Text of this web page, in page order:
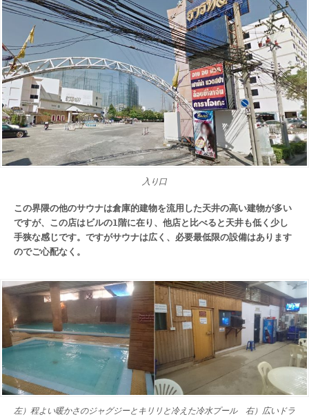
入り口
この界隈の他のサウナは倉庫的建物を流用した天井の高い建物が多い
ですが、この店はビルの1階に在り、他店と比べると天井も低く少し
手狭な感じです。ですがサウナは広く、必要最低限の設備はあります
のでご心配なく。
左）程よい暖かさのジャグジーとキリリと冷えた冷水プール 右）広いドラ